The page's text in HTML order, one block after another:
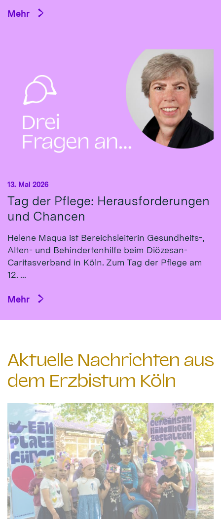
Mehr
Tag der Pflege: Herausforderungen
und Chancen
13. Mai 2026
Helene Maqua ist Bereichsleiterin Gesundheits-,
Alten- und Behindertenhilfe beim Diözesan-
Caritasverband in Köln. Zum Tag der Pflege am
12. ...
Mehr
Aktuelle Nachrichten aus
dem Erzbistum Köln